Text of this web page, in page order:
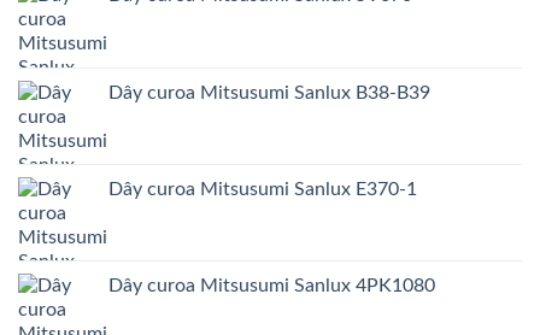
Dây curoa Mitsusumi Sanlux B38-B39
Dây curoa Mitsusumi Sanlux E370-1
Dây curoa Mitsusumi Sanlux 4PK1080